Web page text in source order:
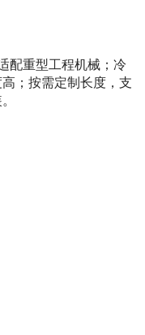
配重型工程机械；冷
；按需定制长度，支